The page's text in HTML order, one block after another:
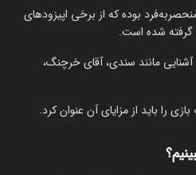
شامل 7 دنیای منحصربه‌فرد بوده که از برخی اپیزودهای
گرفته شده است.
مانند سندی، آقای خرچنگ،
را باید از مزایای آن عنوان کرد.